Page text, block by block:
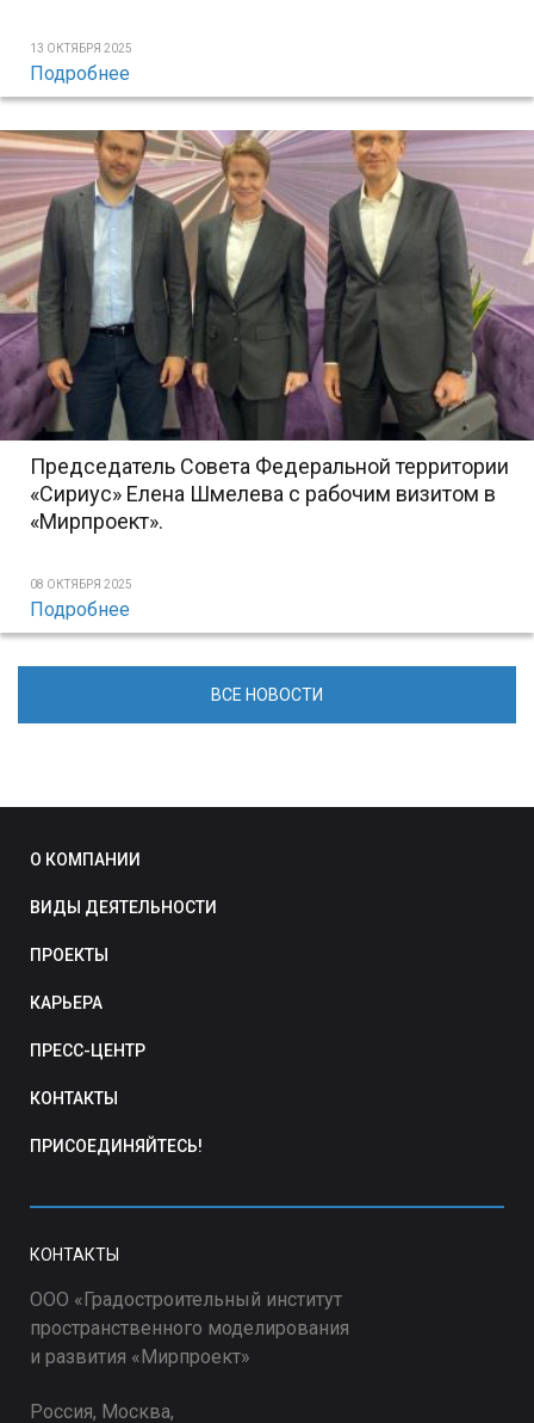
13 ОКТЯБРЯ 2025
Подробнее
Председатель Совета Федеральной территории
«Сириус» Елена Шмелева с рабочим визитом в
«Мирпроект».
08 ОКТЯБРЯ 2025
Подробнее
ВСЕ НОВОСТИ
О КОМПАНИИ
ВИДЫ ДЕЯТЕЛЬНОСТИ
ПРОЕКТЫ
КАРЬЕРА
ПРЕСС-ЦЕНТР
КОНТАКТЫ
ПРИСОЕДИНЯЙТЕСЬ!
КОНТАКТЫ
ООО «Градостроительный институт
пространственного моделирования
и развития «Мирпроект»
Россия, Москва,